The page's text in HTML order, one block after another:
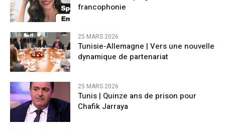
francophonie
25 MARS 2026
Tunisie-Allemagne | Vers une nouvelle
dynamique de partenariat
25 MARS 2026
Tunis | Quinze ans de prison pour
Chafik Jarraya